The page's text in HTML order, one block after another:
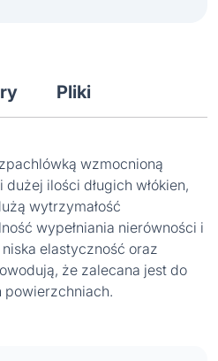
Pliki
wzmocnioną
ilości długich włókien,
wytrzymałość
wypełniania nierówności i
elastyczność oraz
że zalecana jest do
powierzchniach.